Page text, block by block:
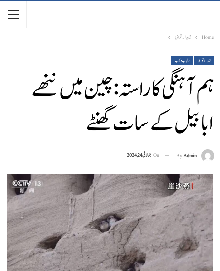
Home بین الاقوامی
بین الاقوامی دلچسپ و عجیب
ہم آہنگی کا راستہ: چین میں ننھے
ابابیل کے سات گھنٹے
ByAdmin
On جولائی 24, 2024